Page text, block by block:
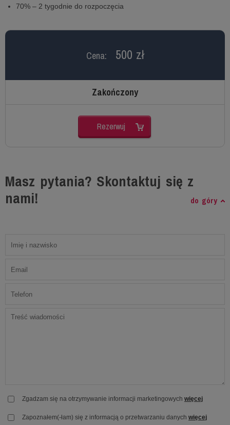
70% – 2 tygodnie do rozpoczęcia
Cena: 500 zł
Zakończony
Rezerwuj
Masz pytania? Skontaktuj się z
nami!
do góry
Zgadzam się na otrzymywanie informacji marketingowych więcej
Zapoznałem(-łam) się z informacją o przetwarzaniu danych więcej